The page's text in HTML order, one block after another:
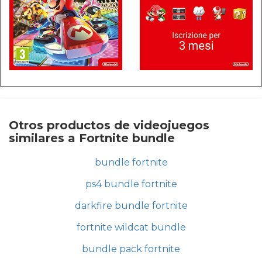
Otros productos de videojuegos
similares a Fortnite bundle
bundle fortnite
ps4 bundle fortnite
darkfire bundle fortnite
fortnite wildcat bundle
bundle pack fortnite